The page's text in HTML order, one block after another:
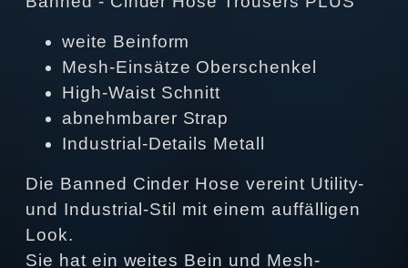
weite Beinform
Mesh-Einsätze Oberschenkel
High-Waist Schnitt
abnehmbarer Strap
Industrial-Details Metall
Die Banned Cinder Hose vereint Utility-
und Industrial-Stil mit einem auffälligen
Look.
Sie hat ein weites Bein und Mesh-